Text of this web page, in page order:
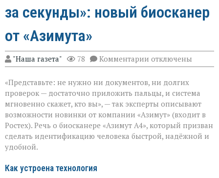
за секунды»: новый биосканер
от «Азимута»
"Наша газета" 78 Комментарии к
записи
личность
подтвердят
за
секунды»:
новый
биосканер
от
«Азимута»
отключены
«Представьте: не нужно ни документов, ни долгих
проверок — достаточно приложить пальцы, и система
мгновенно скажет, кто вы», — так эксперты описывают
возможности новинки от компании «Азимут» (входит в
Ростех). Речь о биосканере «Азимут А4», который призван
сделать идентификацию человека быстрой, надёжной и
удобной.
Как устроена технология